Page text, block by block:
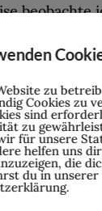
beobachte
und
auf den
und Trans-
das
zu
Cookies zu
sind
zu
für unsere
helfen uns
die
du in unserer